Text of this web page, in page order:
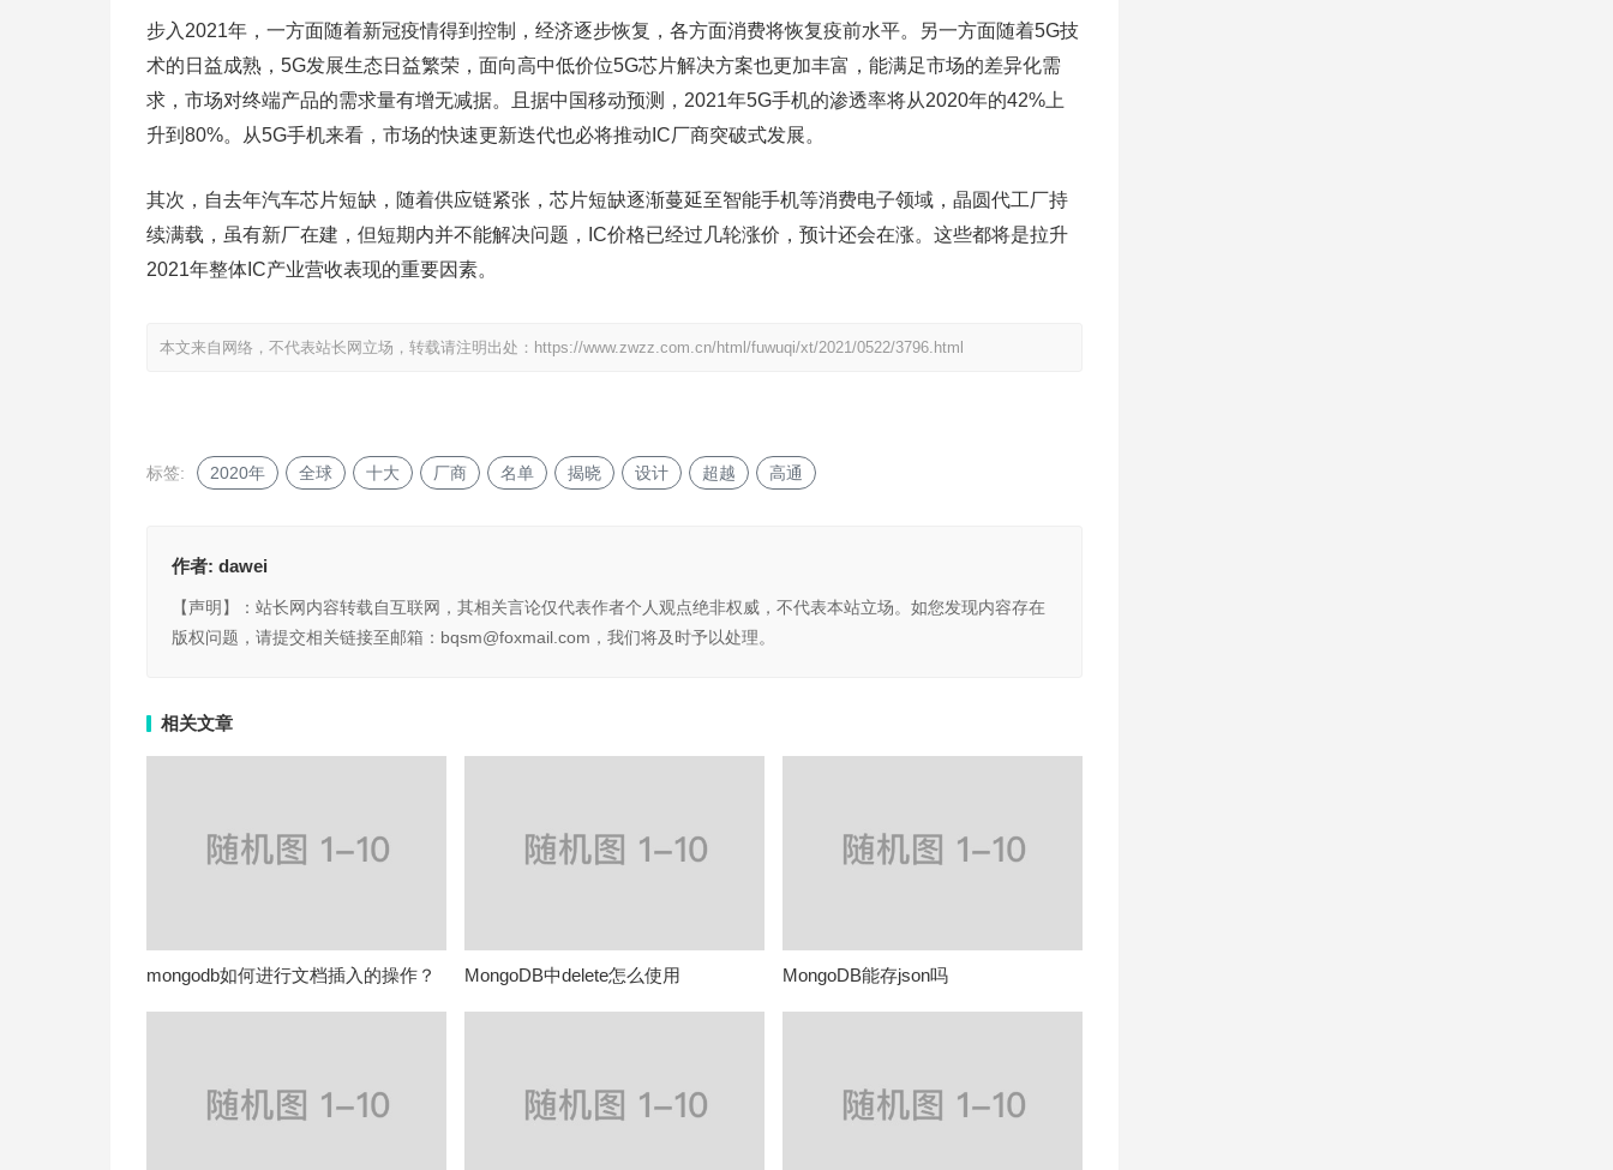
步入2021年，一方面随着新冠疫情得到控制，经济逐步恢复，各方面消费将恢复疫前水平。另一方面随着5G技
术的日益成熟，5G发展生态日益繁荣，面向高中低价位5G芯片解决方案也更加丰富，能满足市场的差异化需
求，市场对终端产品的需求量有增无减据。且据中国移动预测，2021年5G手机的渗透率将从2020年的42%上
升到80%。从5G手机来看，市场的快速更新迭代也必将推动IC厂商突破式发展。
其次，自去年汽车芯片短缺，随着供应链紧张，芯片短缺逐渐蔓延至智能手机等消费电子领域，晶圆代工厂持
续满载，虽有新厂在建，但短期内并不能解决问题，IC价格已经过几轮涨价，预计还会在涨。这些都将是拉升
2021年整体IC产业营收表现的重要因素。
本文来自网络，不代表站长网立场，转载请注明出处： https://www.zwzz.com.cn/html/fuwuqi/xt/2021/0522/3796.html
标签: 2020年 全球 十大 厂商 名单 揭晓 设计 超越 高通
作者: dawei
【声明】：站长网内容转载自互联网，其相关言论仅代表作者个人观点绝非权威，不代表本站立场。如您发现内容存在
版权问题，请提交相关链接至邮箱：bqsm@foxmail.com，我们将及时予以处理。
相关文章
mongodb如何进行文档插入的操作？ MongoDB中delete怎么使用 MongoDB能存json吗